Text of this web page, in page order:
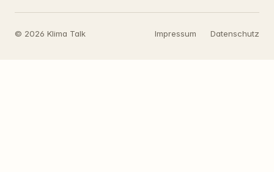
© 2026 Klima Talk Impressum Datenschutz